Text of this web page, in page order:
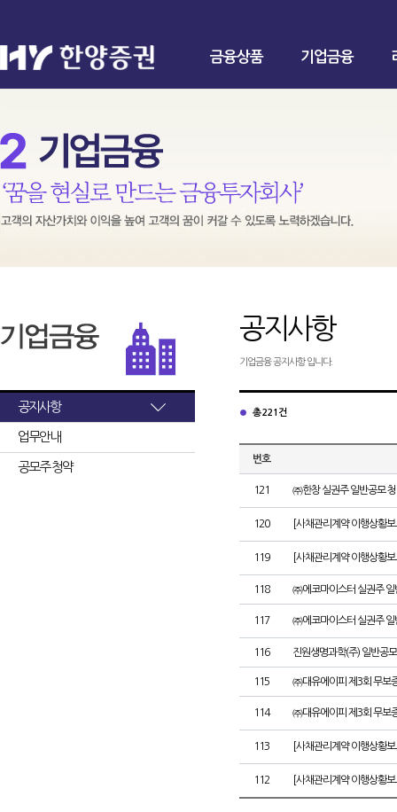
금융상품 기업금융
공지사항
업무안내
공모주 청약
공지사항
기업금융 공지사항 입니다.
총 221건
번호
121 ㈜한창 실권주 일반공모
120 [사채관리계약 이행상황
119 [사채관리계약 이행상황
118 ㈜에코마이스터 실권주 일
117 ㈜에코마이스터 실권주 일
116 진원생명과학(주) 일반공
115 ㈜대유에이피 제3회 무보
114 ㈜대유에이피 제3회 무보
113 [사채관리계약 이행상황
112 [사채관리계약 이행상황